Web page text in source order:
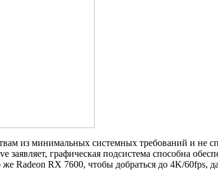
из минимальных системных требований и не
графическая подсистема способна
Radeon RX 7600, чтобы добраться до 4K/60fps,